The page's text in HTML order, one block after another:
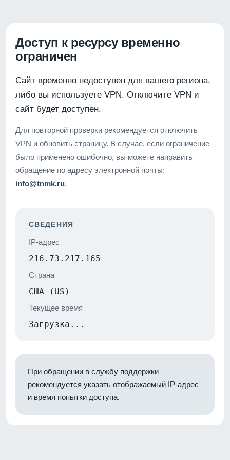
Доступ к ресурсу временно
ограничен
Сайт временно недоступен для вашего региона,
либо вы используете VPN. Отключите VPN и
сайт будет доступен.
Для повторной проверки рекомендуется отключить
VPN и обновить страницу. В случае, если ограничение
было применено ошибочно, вы можете направить
обращение по адресу электронной почты:
info@tnmk.ru.
СВЕДЕНИЯ
IP-адрес
216.73.217.165
Страна
США (US)
Текущее время
Загрузка...
При обращении в службу поддержки
рекомендуется указать отображаемый IP-адрес
и время попытки доступа.